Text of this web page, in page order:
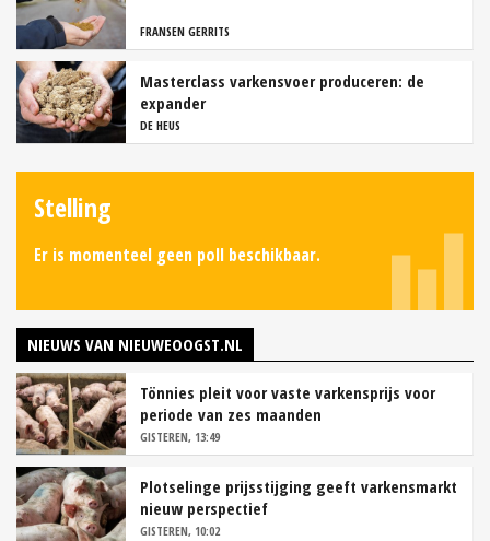
FRANSEN GERRITS
Masterclass varkensvoer produceren: de
expander
DE HEUS
Stelling
Er is momenteel geen poll beschikbaar.
NIEUWS VAN NIEUWEOOGST.NL
Tönnies pleit voor vaste varkensprijs voor
periode van zes maanden
GISTEREN, 13:49
Plotselinge prijsstijging geeft varkensmarkt
nieuw perspectief
GISTEREN, 10:02